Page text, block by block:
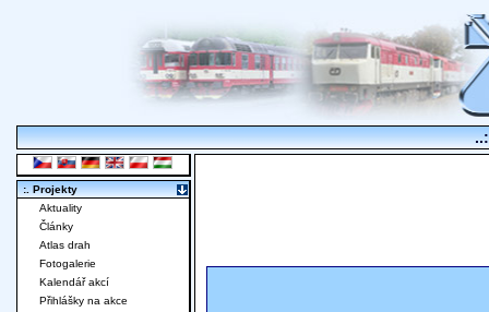
:. Projekty
Aktuality
Články
Atlas drah
Fotogalerie
Kalendář akcí
Přihlášky na akce